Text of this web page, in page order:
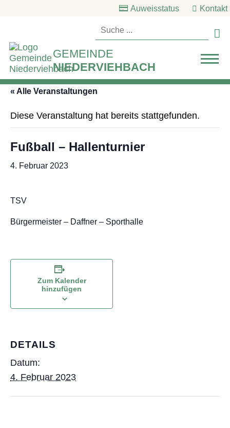
Auweisstatus Kontakt

GEMEINDE
NIEDERVIEHBACH
« Alle Veranstaltungen
Diese Veranstaltung hat bereits stattgefunden.
Fußball – Hallenturnier
4. Februar 2023
TSV
Bürgermeister – Daffner – Sporthalle
Zum Kalender
hinzufügen
DETAILS
Datum:
4. Februar 2023